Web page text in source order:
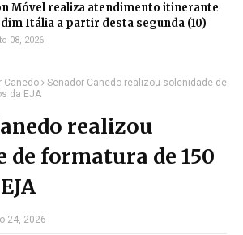
Móvel realiza atendimento itinerante
Itália a partir desta segunda (10)
08, 2026
Canedo
Senador Canedo realizou solenidade de
da EJA
realizou
de formatura de 150
24, 2026